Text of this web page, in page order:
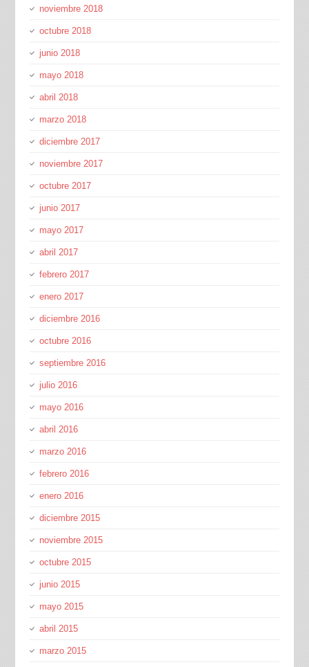
noviembre 2018
octubre 2018
junio 2018
mayo 2018
abril 2018
marzo 2018
diciembre 2017
noviembre 2017
octubre 2017
junio 2017
mayo 2017
abril 2017
febrero 2017
enero 2017
diciembre 2016
octubre 2016
septiembre 2016
julio 2016
mayo 2016
abril 2016
marzo 2016
febrero 2016
enero 2016
diciembre 2015
noviembre 2015
octubre 2015
junio 2015
mayo 2015
abril 2015
marzo 2015